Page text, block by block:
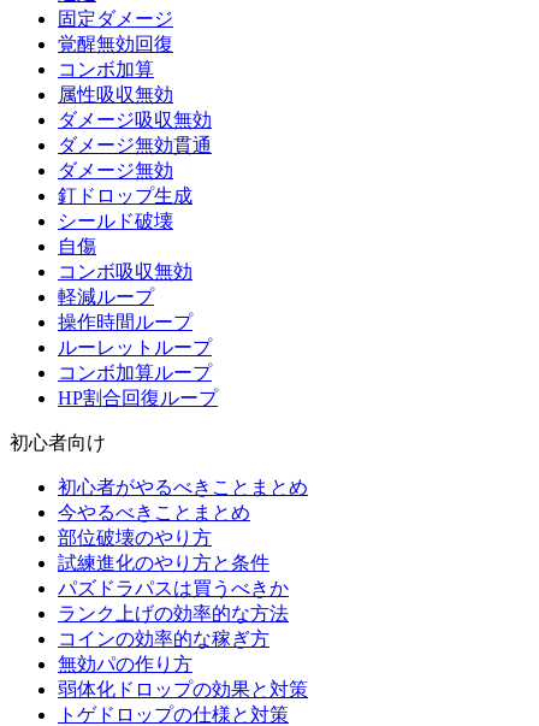
固定ダメージ
覚醒無効回復
コンボ加算
属性吸収無効
ダメージ吸収無効
ダメージ無効貫通
ダメージ無効
釘ドロップ生成
シールド破壊
自傷
コンボ吸収無効
軽減ループ
操作時間ループ
ルーレットループ
コンボ加算ループ
HP割合回復ループ
初心者向け
初心者がやるべきことまとめ
今やるべきことまとめ
部位破壊のやり方
試練進化のやり方と条件
パズドラパスは買うべきか
ランク上げの効率的な方法
コインの効率的な稼ぎ方
無効パの作り方
弱体化ドロップの効果と対策
トゲドロップの仕様と対策